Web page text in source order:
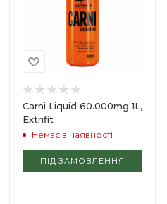
Carni Liquid 60.000mg 1L,
Extrifit
Немає в наявності
ПІД ЗАМОВЛЕННЯ